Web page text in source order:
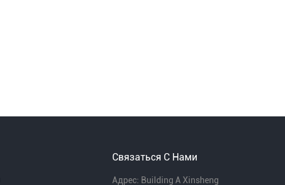
Связаться С Нами
Адрес: Building A Xinsheng